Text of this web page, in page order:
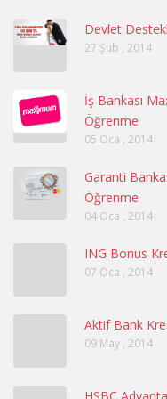
Devlet
27 Şub , 2014
İş Bankası
Öğrenme
05 Oca , 2014
Garanti
Öğrenme
04 Oca , 2014
ING Bonus
07 Oca , 2014
Aktif Bank
09 May , 2014